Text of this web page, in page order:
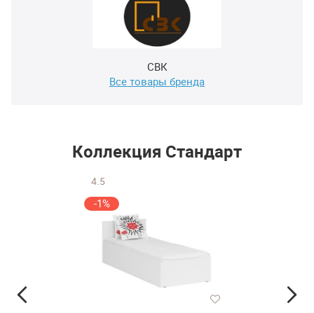
СВК
Все товары бренда
Коллекция Стандарт
4.5
-1%